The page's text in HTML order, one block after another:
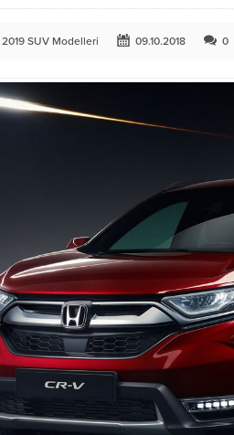
2019 SUV Modelleri 09.10.2018 0